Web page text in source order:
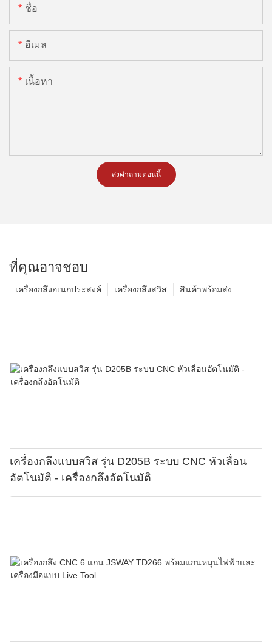
ชื่อ
อีเมล
เนื้อหา
ส่งคำถามตอนนี้
ที่คุณอาจชอบ
สินค้าพร้อมส่ง
เครื่องกลึงสวิส
เครื่องกลึงอเนกประสงค์
เครื่องกลึงแบบสวิส รุ่น D205B ระบบ CNC หัวเลื่อน
อัตโนมัติ - เครื่องกลึงอัตโนมัติ